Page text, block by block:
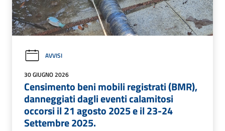
AVVISI
30 GIUGNO 2026
Censimento beni mobili registrati (BMR),
danneggiati dagli eventi calamitosi
occorsi il 21 agosto 2025 e il 23-24
Settembre 2025.